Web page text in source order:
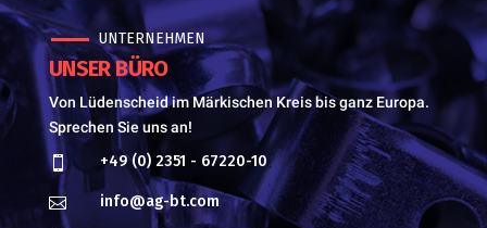
UNTERNEHMEN
UNSER BÜRO
Von Lüdenscheid im Märkischen Kreis bis ganz Europa.
Sprechen Sie uns an!
 +49 (0) 2351 - 67220-10
 info@ag-bt.com